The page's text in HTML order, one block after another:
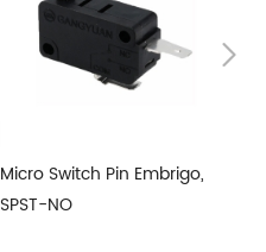
Micro Switch Pin Embrigo,
SPST-NO